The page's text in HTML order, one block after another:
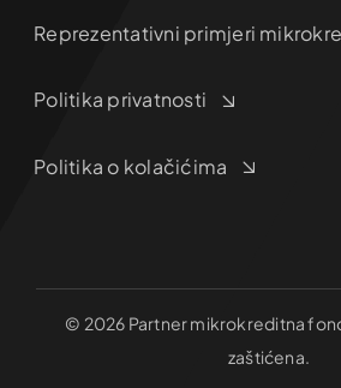
Reprezentativni primjeri
Politika privatnosti
Politika o kolačićima
© 2026 Partner mikrokreditna
zaštićena.